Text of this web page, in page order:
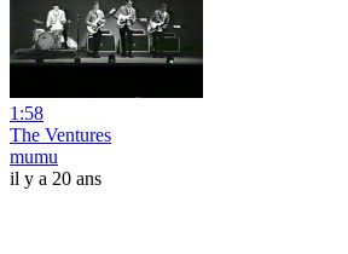
1:58
The Ventures
mumu
il y a 20 ans